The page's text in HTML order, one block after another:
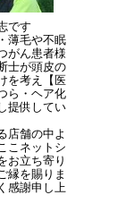
です
薄毛や不眠
がん患者様
士が頭皮の
を考え【医
ら・ヘア化
提供してい
店舗の中よ
こネットシ
お立ち寄り
縁を賜りま
感謝申し上